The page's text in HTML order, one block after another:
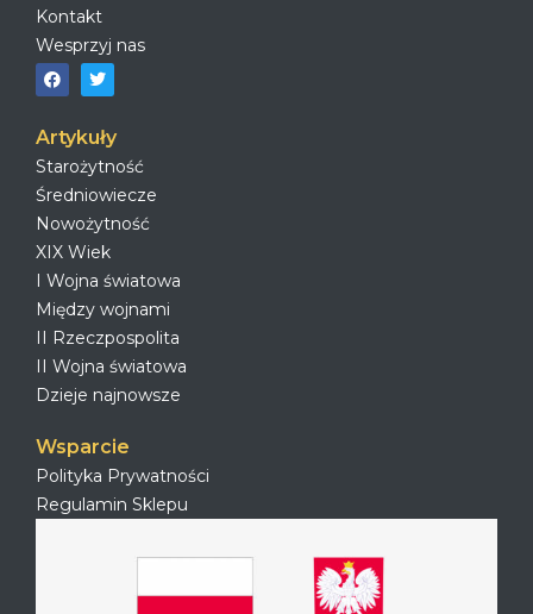
Kontakt
Wesprzyj nas
Artykuły
Starożytność
Średniowiecze
Nowożytność
XIX Wiek
I Wojna światowa
Między wojnami
II Rzeczpospolita
II Wojna światowa
Dzieje najnowsze
Wsparcie
Polityka Prywatności
Regulamin Sklepu